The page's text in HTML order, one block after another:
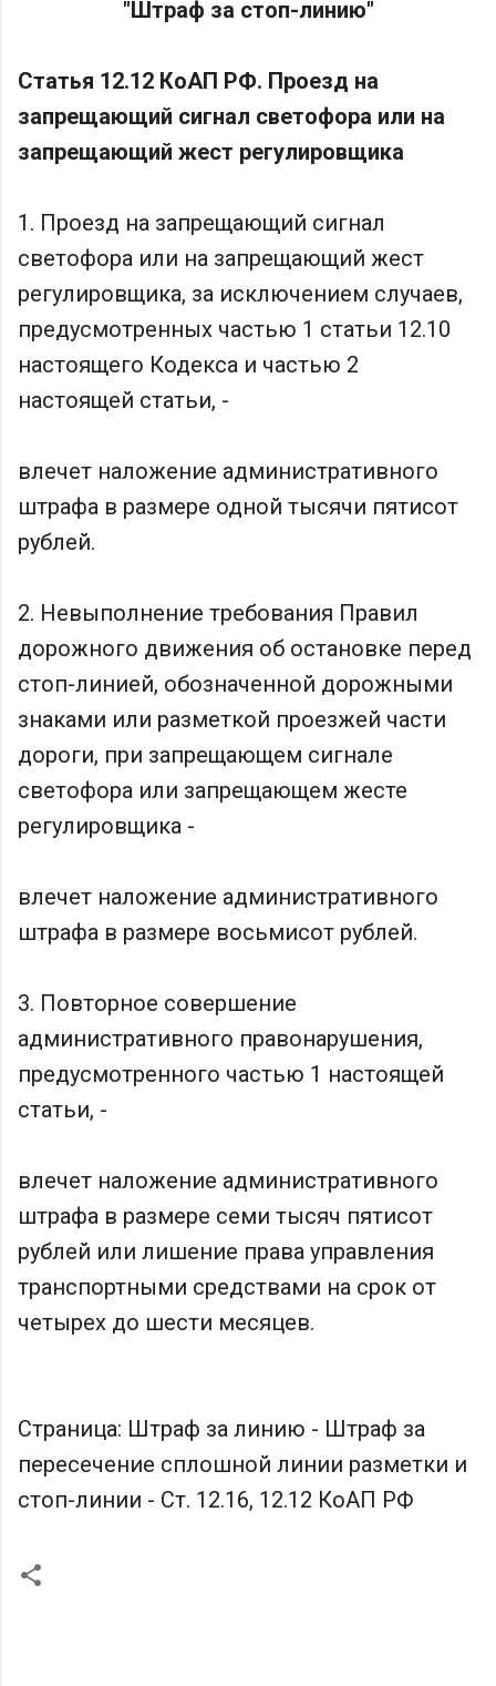
"Штраф за стоп-линию"
Статья 12.12 КоАП РФ. Проезд на
запрещающий сигнал светофора или на
запрещающий жест регулировщика
1. Проезд на запрещающий сигнал
светофора или на запрещающий жест
регулировщика, за исключением случаев,
предусмотренных частью 1 статьи 12.10
настоящего Кодекса и частью 2
настоящей статьи, -
влечет наложение административного
штрафа в размере одной тысячи пятисот
рублей.
2. Невыполнение требования Правил
дорожного движения об остановке перед
стоп-линией, обозначенной дорожными
знаками или разметкой проезжей части
дороги, при запрещающем сигнале
светофора или запрещающем жесте
регулировщика -
влечет наложение административного
штрафа в размере восьмисот рублей.
3. Повторное совершение
административного правонарушения,
предусмотренного частью 1 настоящей
статьи, -
влечет наложение административного
штрафа в размере семи тысяч пятисот
рублей или лишение права управления
транспортными средствами на срок от
четырех до шести месяцев.
Страница: Штраф за линию - Штраф за
пересечение сплошной линии разметки и
стоп-линии - Ст. 12.16, 12.12 КоАП РФ